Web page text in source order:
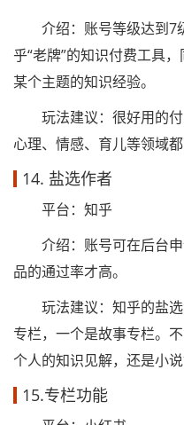
介绍：账号等级达到7
乎“老牌”的知识付费工具
某个主题的知识经验。
玩法建议：很好用的付
心理、情感、育儿等领域都
14. 盐选作者
平台：知乎
介绍：账号可在后台申
品的通过率才高。
玩法建议：知乎的盐选
专栏，一个是故事专栏。
个人的知识见解，还是小
15.专栏功能